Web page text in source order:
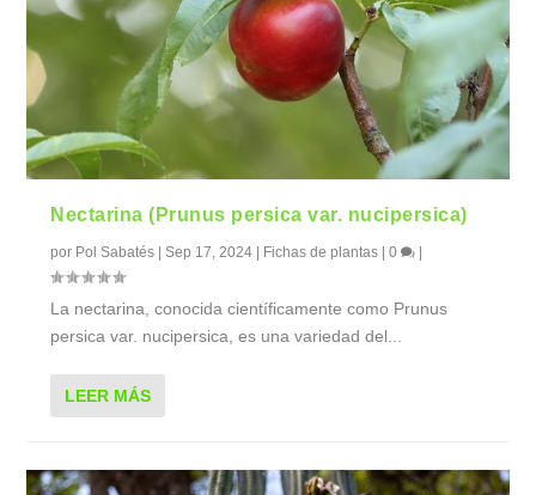
Nectarina (Prunus persica var. nucipersica)
por Pol Sabatés |Sep 17, 2024 Fichas de plantas |0
La nectarina, conocida científicamente como Prunus
persica var. nucipersica, es una variedad del...
LEER MÁS